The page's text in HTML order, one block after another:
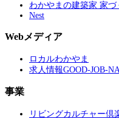
わかやまの建築家 家づ
Nest
Webメディア
ロカルわかやま
求人情報GOOD-JOB-
事業
リビングカルチャー倶